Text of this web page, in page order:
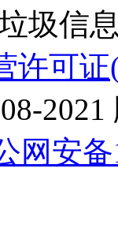
圾信
许可证
网安备